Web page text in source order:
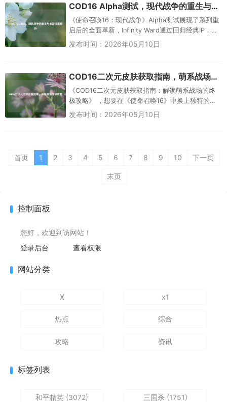
COD16 Alpha测试，现代战争的重生与革新深度解析
《使命召唤16：现代战争》Alpha测试展现了系列重
启后的全面革新，Infinity Ward通过回归经典IP，在
保留硬核射击体验的同时，实现了多维度突破，测
试...
发布时间：2026年05月10日
COD16二次元皮肤获取指南，萌系战场终极攻略
《COD16二次元皮肤获取指南：解锁萌系战场的终
极攻略》 ，想要在《使命召唤16》中换上独特的二
次元皮肤，化身萌系战士？本指南为你提供快速获
取方法！二次元皮肤...
发布时间：2026年05月10日
首页 1 2 3 4 5 6 7 8 9 10 下一页
末页
控制面板
您好，欢迎到访网站！
登录后台
查看权限
网站分类
X x1
热点 综合
攻略 资讯
标签列表
和平精英 (3072) 三国杀(1751)